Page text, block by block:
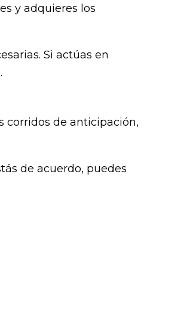
y adquieres los
Si actúas en
corridos de anticipación,
de acuerdo, puedes